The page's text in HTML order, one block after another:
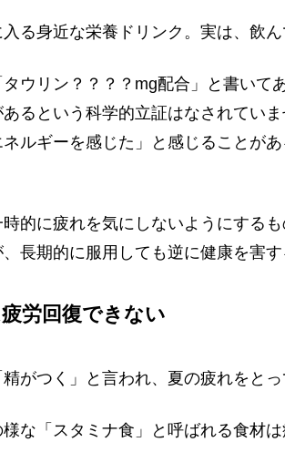
る身近な栄養ドリンク。実は、飲
ウリン？？？？mg配合」と書いて
あるという科学的立証はなされてい
ルギーを感じた」と感じることが
的に疲れを気にしないようにする
長期的に服用しても逆に健康を害す
労回復できない
がつく」と言われ、夏の疲れをと
様な「スタミナ食」と呼ばれる食材